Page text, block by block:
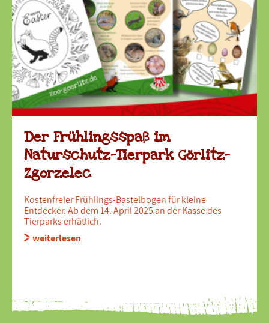
Der Frühlingsspaß im
Naturschutz-Tierpark Görlitz-
Zgorzelec
Kostenfreier Frühlings-Bastelbogen für kleine
Entdecker. Ab dem 14. April 2025 an der Kasse des
Tierparks erhätlich.
weiterlesen